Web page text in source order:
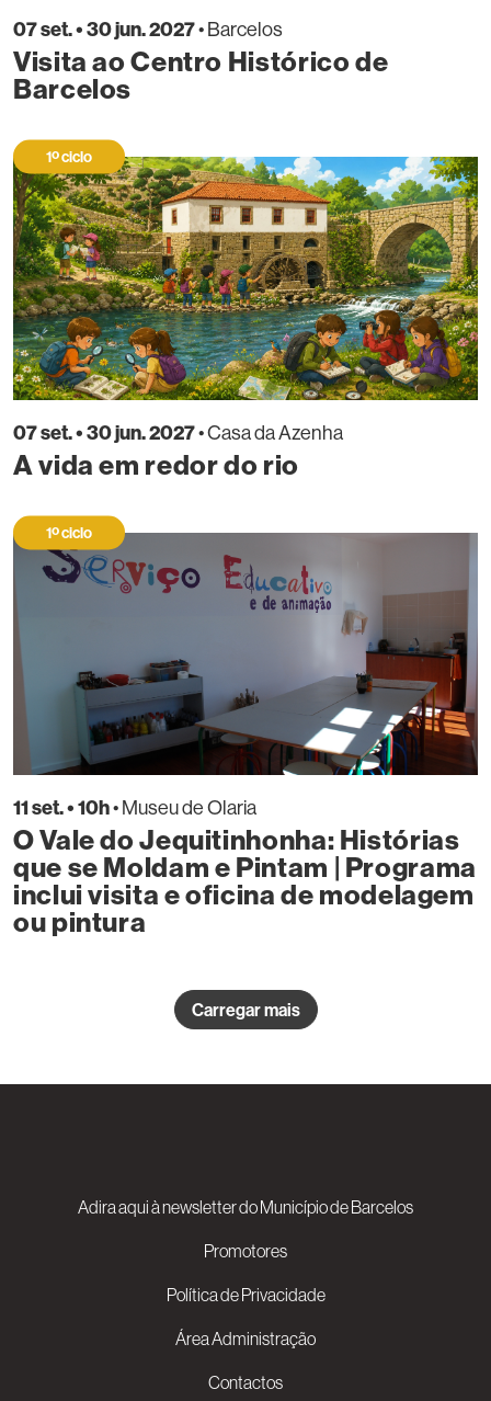
07 set. • 30 jun. 2027• Barcelos
Visita ao Centro Histórico de
Barcelos
1º ciclo
07 set. • 30 jun. 2027• Casa da Azenha
A vida em redor do rio
1º ciclo
11 set. • 10h• Museu de Olaria
O Vale do Jequitinhonha: Histórias
que se Moldam e Pintam | Programa
inclui visita e oficina de modelagem
ou pintura
Carregar mais
Adira aqui à newsletter do Município de Barcelos
Promotores
Política de Privacidade
Área Administração
Contactos